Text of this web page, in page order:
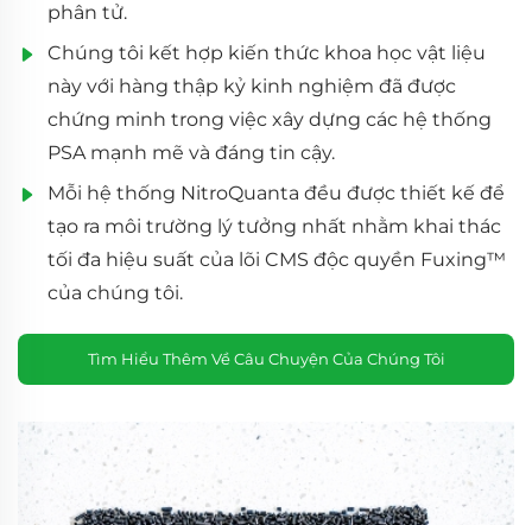
phân tử.
Chúng tôi kết hợp kiến thức khoa học vật liệu
này với hàng thập kỷ kinh nghiệm đã được
chứng minh trong việc xây dựng các hệ thống
PSA mạnh mẽ và đáng tin cậy.
Mỗi hệ thống NitroQuanta đều được thiết kế để
tạo ra môi trường lý tưởng nhất nhằm khai thác
tối đa hiệu suất của lõi CMS độc quyền Fuxing™
của chúng tôi.
Tìm Hiểu Thêm Về Câu Chuyện Của Chúng Tôi